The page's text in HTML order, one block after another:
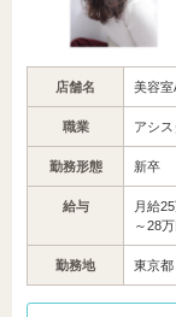
店舗名 美容室
職業 アシス
勤務形態 新卒
給与
月給
～28
勤務地 東京